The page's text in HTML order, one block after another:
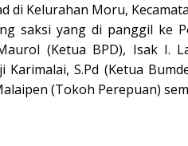
di Kelurahan Moru,
saksi yang di panggil ke
(Ketua BPD), Isak I.
Karimalai, S.Pd (Ketua
(Tokoh Perepuan)